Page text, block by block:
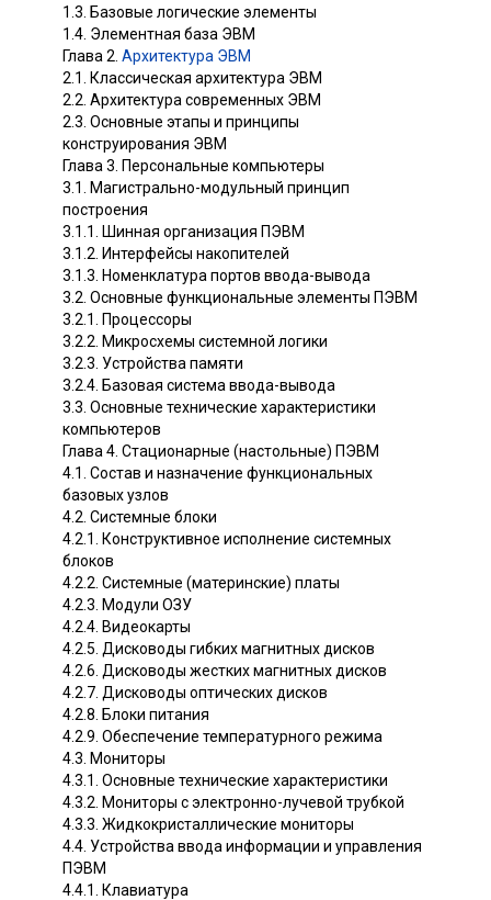
1.3. Базовые логические элементы
1.4. Элементная база ЭВМ
Глава 2. Архитектура ЭВМ
2.1. Классическая архитектура ЭВМ
2.2. Архитектура современных ЭВМ
2.3. Основные этапы и принципы
конструирования ЭВМ
Глава 3. Персональные компьютеры
3.1. Магистрально-модульный принцип
построения
3.1.1. Шинная организация ПЭВМ
3.1.2. Интерфейсы накопителей
3.1.3. Номенклатура портов ввода-вывода
3.2. Основные функциональные элементы ПЭВМ
3.2.1. Процессоры
3.2.2. Микросхемы системной логики
3.2.3. Устройства памяти
3.2.4. Базовая система ввода-вывода
3.3. Основные технические характеристики
компьютеров
Глава 4. Стационарные (настольные) ПЭВМ
4.1. Состав и назначение функциональных
базовых узлов
4.2. Системные блоки
4.2.1. Конструктивное исполнение системных
блоков
4.2.2. Системные (материнские) платы
4.2.3. Модули ОЗУ
4.2.4. Видеокарты
4.2.5. Дисководы гибких магнитных дисков
4.2.6. Дисководы жестких магнитных дисков
4.2.7. Дисководы оптических дисков
4.2.8. Блоки питания
4.2.9. Обеспечение температурного режима
4.3. Мониторы
4.3.1. Основные технические характеристики
4.3.2. Мониторы с электронно-лучевой трубкой
4.3.3. Жидкокристаллические мониторы
4.4. Устройства ввода информации и управления
ПЭВМ
4.4.1. Клавиатура